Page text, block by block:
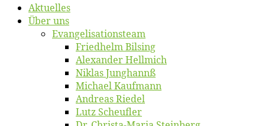
Ak­tu­el­les
Über uns
Evangelisa­tions­team
Fried­helm Bilsing
Alex­an­der Hellmich
Ni­klas Junghannß
Mi­cha­el Kaufmann
An­dre­as Riedel
Lutz Scheuf­ler